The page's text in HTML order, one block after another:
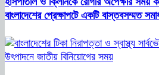
বাংলাদেশের প্রেক্ষাপটে একটি বাস্তবসম্মত